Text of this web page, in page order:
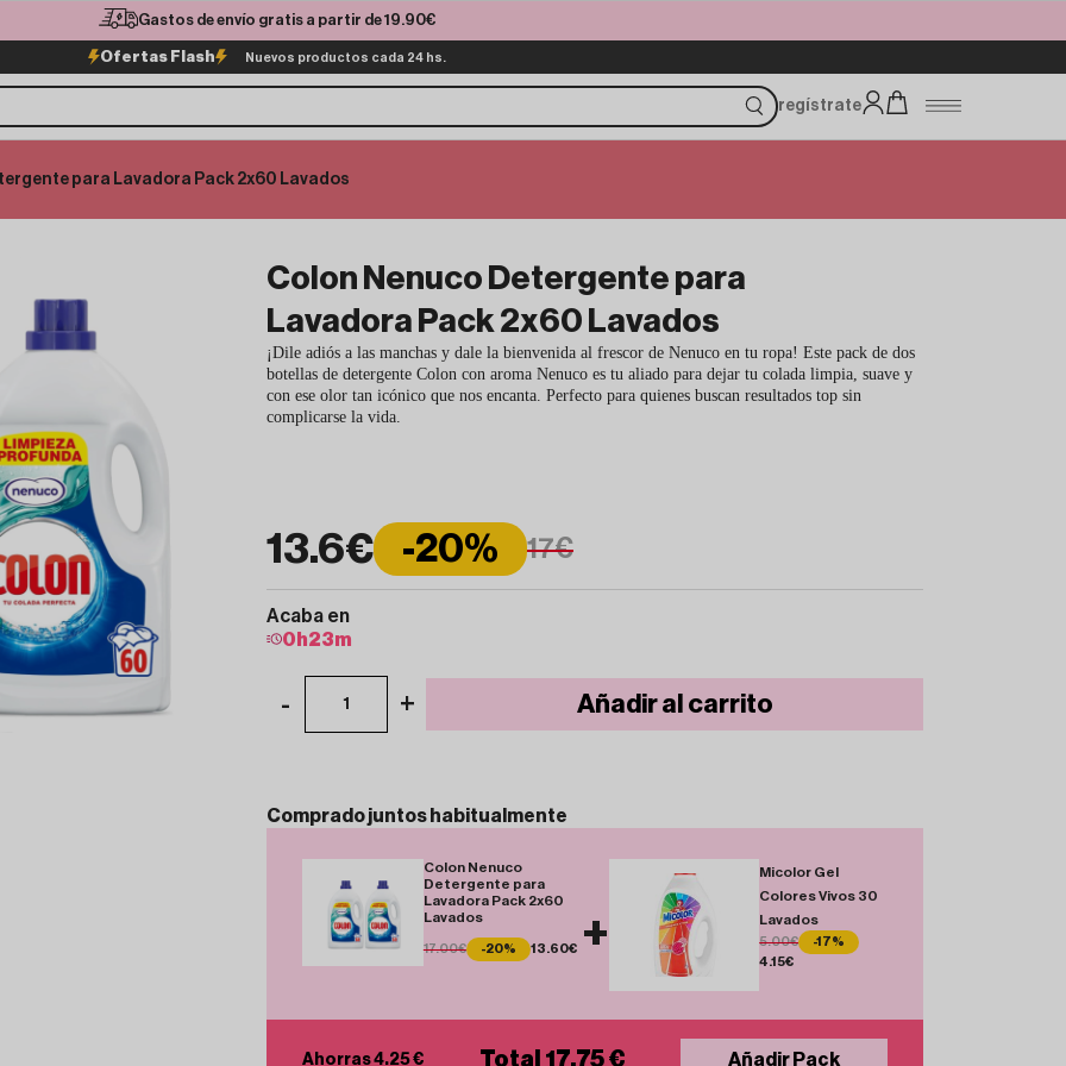
Gastos de envío gratis a partir de 19.90€
Ofertas Flash Nuevos productos cada 24 hs.
regístrate
para Lavadora Pack 2x60 Lavados
Colon Nenuco Detergente para
Lavadora Pack 2x60 Lavados
¡Dile adiós a las manchas y dale la bienvenida al frescor de Nenuco en tu ropa! Este pack de dos
botellas de detergente Colon con aroma Nenuco es tu aliado para dejar tu colada limpia, suave y
con ese olor tan icónico que nos encanta. Perfecto para quienes buscan resultados top sin
complicarse la vida.
13.6€ -20% 17€
Acaba en
0 h23m
- 1 + Añadir al carrito
Compradojuntos habitualmente
Colon Nenuco
Detergente para
Lavadora Pack 2x60
Lavados
17.00€ -20% 13.60€ +
Micolor Gel
Colores Vivos 30
Lavados
5.00€
-17%
4.15€
Ahorras 4.25 € Total 17.75 € Añadir Pack